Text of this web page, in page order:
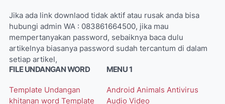
Jika ada link downlaod tidak aktif atau rusak anda bisa
hubungi admin WA : 083861664500, jika mau
mempertanyakan password, sebaiknya baca dulu
artikelnya biasanya password sudah tercantum di dalam
setiap artikel,
FILE UNDANGAN WORD
Template Undangan
khitanan word Template
MENU 1
Android Animals Antivirus
Audio Video